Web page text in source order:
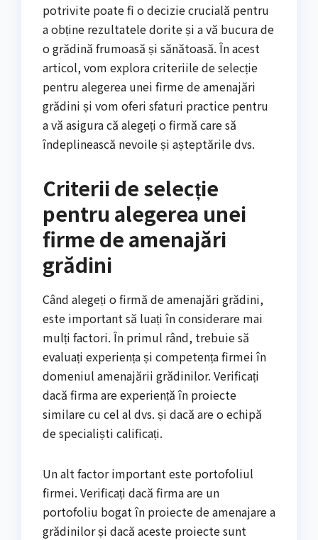
potrivite poate fi o decizie crucială pentru
a obține rezultatele dorite și a vă bucura de
o grădină frumoasă și sănătoasă. În acest
articol, vom explora criteriile de selecție
pentru alegerea unei firme de amenajări
grădini și vom oferi sfaturi practice pentru
a vă asigura că alegeți o firmă care să
îndeplinească nevoile și așteptările dvs.
Criterii de selecție
pentru alegerea unei
firme de amenajări
grădini
Când alegeți o firmă de amenajări grădini,
este important să luați în considerare mai
mulți factori. În primul rând, trebuie să
evaluați experiența și competența firmei în
domeniul amenajării grădinilor. Verificați
dacă firma are experiență în proiecte
similare cu cel al dvs. și dacă are o echipă
de specialiști calificați.
Un alt factor important este portofoliul
firmei. Verificați dacă firma are un
portofoliu bogat în proiecte de amenajare a
grădinilor și dacă aceste proiecte sunt